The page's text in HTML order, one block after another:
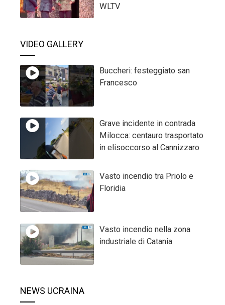
WLTV
VIDEO GALLERY
Buccheri: festeggiato san
Francesco
Grave incidente in contrada
Milocca: centauro trasportato
in elisoccorso al Cannizzaro
Vasto incendio tra Priolo e
Floridia
Vasto incendio nella zona
industriale di Catania
NEWS UCRAINA